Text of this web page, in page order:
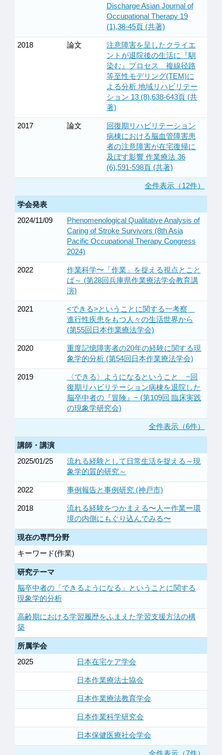
Discharge Asian Journal of
Occupational Therapy 19
(1),38-45頁 (共著)
2018 論文
注意障害を呈したクライエ
ントが退院後の生活に『馴
染む』プロセス 複線径路
等至性モデリング(TEM)に
よる分析 地域リハビリテー
ション 13 (8),638-643頁 (共
著)
2017 論文
回復期リハビリテーション
病棟における脳血管障害患
者の注意障害が在宅復帰に
及ぼす影響 作業療法 36
(6),591-598頁 (共著)
全件表示（12件）
学会発表
2024/11/09
Phenomenological Qualitative Analysis of
Caring of Stroke Survivors (8th Asia
Pacific Occupational Therapy Congress
2024)
2022
作業科学〜「作業」を捉える視点とこと
ば～ (第28回兵庫県作業療法学会教育講
演)
2021
<できる>ということに関する一考察
進行性疾患をもつ人々の生活世界から
(第55回日本作業療法学会)
2020
重度記憶障害者の20年の経験に関する現
象学的分析 (第54回日本作業療法学会)
2019
〈できる〉ようになるということ −回
復期リハビリテーション病棟を退院した
脳卒中者の『冒険』− (第109回 臨床実践
の現象学研究会)
全件表示（6件）
講師・講演
2025/01/25
流れる経験として日常生活を捉える～現
象学的質的研究～
2022 事例報告と事例研究 (神戸市)
2018
流れる経験をつかまえる​〜人ー作業ー環
境の内側にもぐり込んでみる〜​
現在の専門分野
キーワード(作業)
研究テーマ
脳卒中者の「できるようになる」ということに関する
現象学的分析
高齢期における学習履歴をふまえた学習支援方法の構
築
所属学会
2025
日本在宅ケア学会
日本作業療法士協会
日本作業療法教育学会
日本作業科学研究会
日本保健医療社会学会
全件表示（7件）